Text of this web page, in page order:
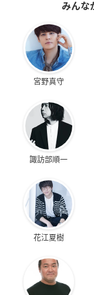
みんな
宮野真守
諏訪部順一
花江夏樹